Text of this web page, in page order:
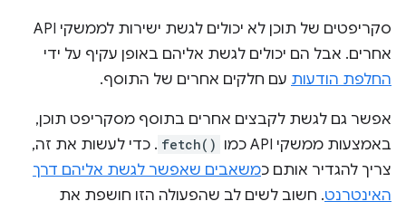
סקריפטים של תוכן לא יכולים לגשת ישירות לממשקי API
אחרים. אבל הם יכולים לגשת אליהם באופן עקיף על ידי
החלפת הודעות עם חלקים אחרים של התוסף.
אפשר גם לגשת לקבצים אחרים בתוסף מסקריפט תוכן,
באמצעות ממשקי API כמו
fetch() . כדי לעשות את זה,
צריך להגדיר אותם כמשאבים שאפשר לגשת אליהם דרך
האינטרנט. חשוב לשים לב שהפעולה הזו חושפת את